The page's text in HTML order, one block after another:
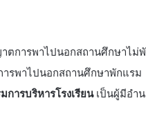
ตการพาไปนอกสถานศึกษาไม่
รพาไปนอกสถานศึกษาพักแรม
ารบริหารโรงเรียน เป็นผู้มีอำ